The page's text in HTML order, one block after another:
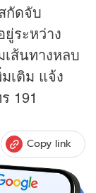
กัดจับ
ระหว่าง
ส้นทางหลบ
เติม แจ้ง
191
Copy link